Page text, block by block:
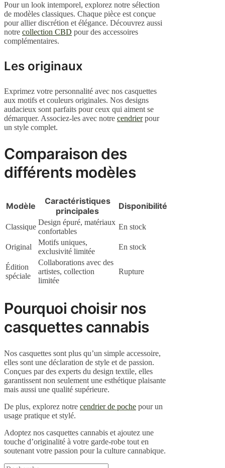
Pour un look intemporel, explorez notre sélection
de modèles classiques. Chaque pièce est conçue
pour allier discrétion et élégance. Découvrez aussi
notre collection CBD pour des accessoires
complémentaires.
Les originaux
Exprimez votre personnalité avec nos casquettes
aux motifs et couleurs originales. Nos designs
audacieux sont parfaits pour ceux qui aiment se
démarquer. Associez-les avec notre cendrierpour
un style complet.
Comparaison des
différents modèles
Modèle
Caractéristiques
principales
Disponibilité
Classique
Design épuré, matériaux
confortables
En stock
Original
Motifs uniques,
exclusivité limitée
En stock
Édition
spéciale
Collaborations avec des
artistes, collection
limitée
Rupture
Pourquoi choisir nos
casquettes cannabis
Nos casquettes sont plus qu’un simple accessoire,
elles sont une déclaration de style et de passion.
Conçues par des experts du design textile, elles
garantissent non seulement une esthétique plaisante
mais aussi une qualité supérieure.
De plus, explorez notre cendrier de poche pour un
usage pratique et stylé.
Adoptez nos casquettes cannabis et ajoutez une
touche d’originalité à votre garde-robe tout en
soutenant votre passion pour la culture cannabique.